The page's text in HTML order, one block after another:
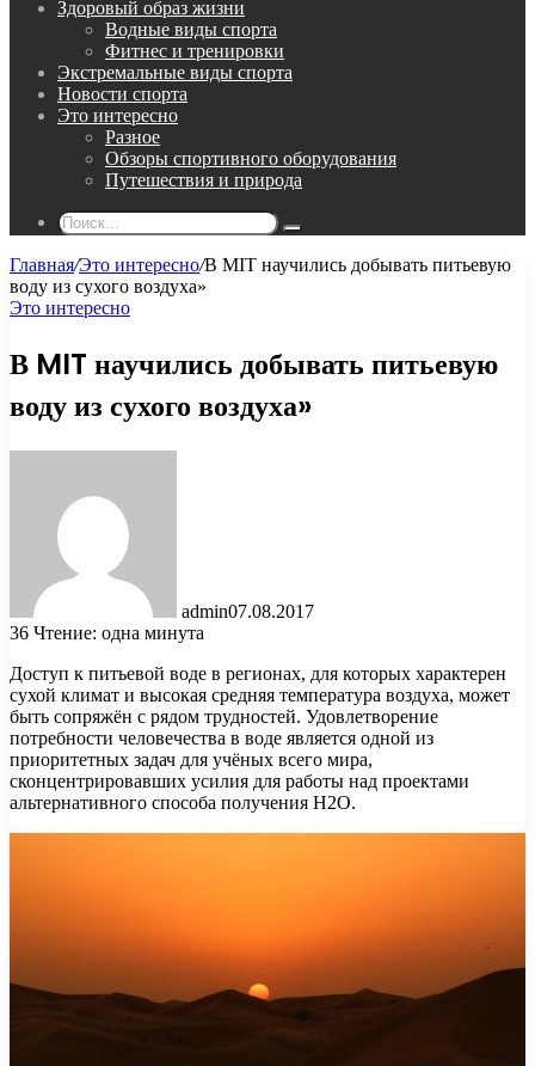
Здоровый образ жизни
Водные виды спорта
Фитнес и тренировки
Экстремальные виды спорта
Новости спорта
Это интересно
Разное
Обзоры спортивного оборудования
Путешествия и природа
Поиск...
Главная/Это интересно/В MIT научились добывать питьевую
воду из сухого воздуха»
Это интересно
В MIT научились добывать питьевую
воду из сухого воздуха»
admin07.08.2017
36 Чтение: одна минута
Доступ к питьевой воде в регионах, для которых характерен
сухой климат и высокая средняя температура воздуха, может
быть сопряжён с рядом трудностей. Удовлетворение
потребности человечества в воде является одной из
приоритетных задач для учёных всего мира,
сконцентрировавших усилия для работы над проектами
альтернативного способа получения H2O.